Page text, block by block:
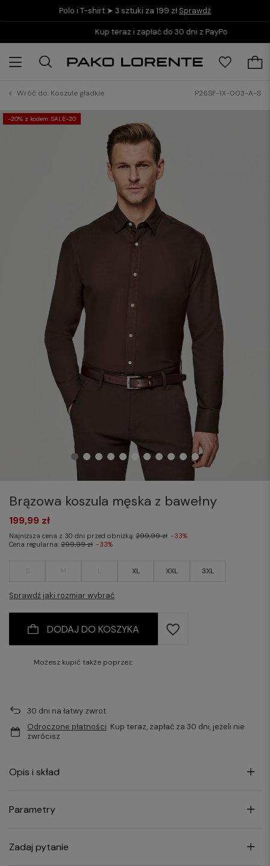
Polo i T-shirt ➤ 3 sztuki za 199 zł Sprawdź
Kup teraz i zapłać do 30 dni z PayPo
Wróć do: Koszule gładkie P26SF-1X-003-A-S
-20% z kodem: SALE-20
Brązowa koszula męska z bawełny
XL XXL 3XL
Sprawdź jaki rozmiar wybrać
199,99 zł
Najniższa cena z 30 dni przed obniżką: 299,99 zł -33%
Cena regularna: 299,99 zł -33%
DODAJ DO KOSZYKA
Możesz kupić także poprzez:
30 dni na łatwy zwrot
Odroczone płatności. Kup teraz, zapłać za 30 dni, jeżeli nie
zwrócisz
Opis i skład
Parametry
Zadaj pytanie